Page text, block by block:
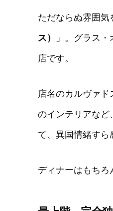
ただならぬ雰囲
ス） 」。グラス
店です。
店名のカルヴァ
のインテリアなど
て、異国情緒すら
ディナーはもち